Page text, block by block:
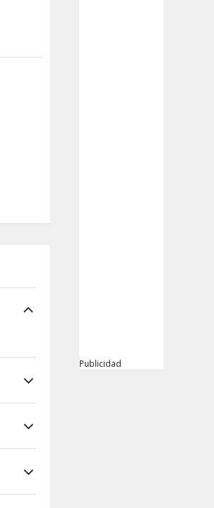
Publicidad